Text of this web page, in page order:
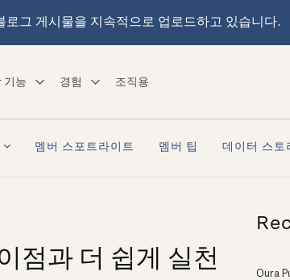
로그 게시물을 지속적으로 업로드하고 있습니다.
기능 경험 조직용
멤버 스포트라이트 멤버 팁 데이터 스토
점과 더 쉽게 실천
Oura